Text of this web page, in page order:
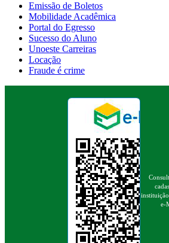
Emissão de Boletos
Mobilidade Acadêmica
Portal do Egresso
Sucesso do Aluno
Unoeste Carreiras
Locação
Fraude é crime
e-